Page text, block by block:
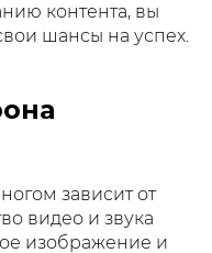
контента, вы
шансы на успех.
зависит от
видео и звука
изображение и